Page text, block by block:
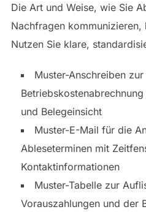
Die Art und Weise, wie Sie
Nachfragen
Nutzen Sie klare,
Muster-Anschreiben
und Belegeinsicht
Muster-E-Mail für die
Ableseterminen mit
Kontaktinformationen
Muster-Tabelle zur
Vorauszahlungen und der